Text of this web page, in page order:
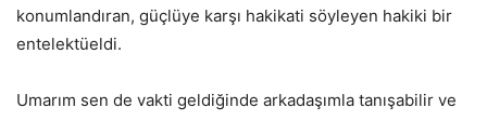
konumlandıran, güçlüye karşı hakikati söyleyen hakiki bir
entelektüeldi.
Umarım sen de vakti geldiğinde arkadaşımla tanışabilir ve